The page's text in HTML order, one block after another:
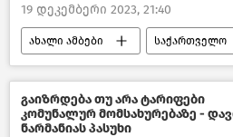
19 დეკემბერი 2023, 21:40
ახალი ამბები საქართველო
შემთხვევები საქართველოში
შემთხვევები
ხანძრები საქართველოში
გაიზრდება თუ არა ტარიფები
კომუნალურ მომსახურებაზე -
ნარმანიას პასუხი